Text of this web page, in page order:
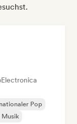
Electronica
Pop
Musik